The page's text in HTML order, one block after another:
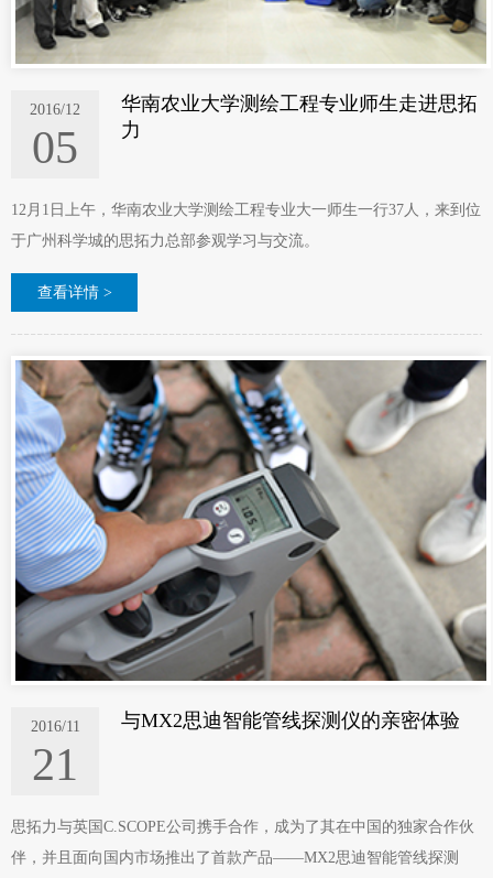
2016/12
05
华南农业大学测绘工程专业师生走进思拓
力
12月1日上午，华南农业大学测绘工程专业大一师生一行37人，来到位
于广州科学城的思拓力总部参观学习与交流。
查看详情 >
2016/11
21
与MX2思迪智能管线探测仪的亲密体验
思拓力与英国C.SCOPE公司携手合作，成为了其在中国的独家合作伙
伴，并且面向国内市场推出了首款产品——MX2思迪智能管线探测